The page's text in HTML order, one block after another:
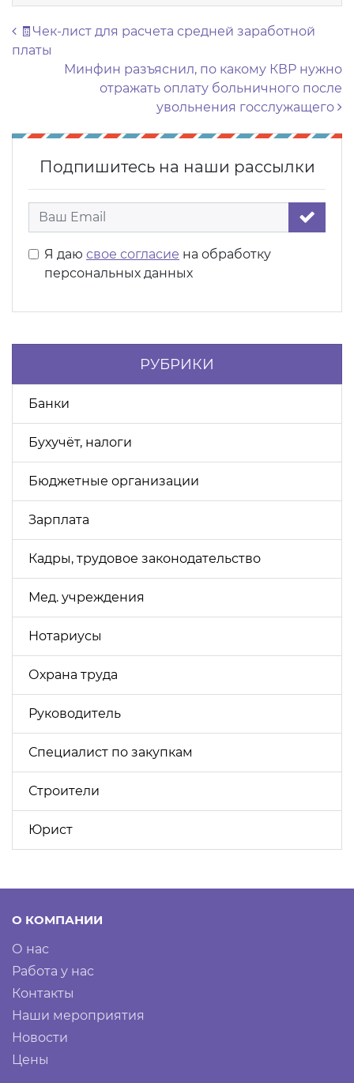
Навигация по записям
🧾Чек-лист для расчета средней заработной
платы
Минфин разъяснил, по какому КВР нужно
отражать оплату больничного после
увольнения госслужащего
Подпишитесь на наши рассылки
Я даю свое согласие на обработку
персональных данных
РУБРИКИ
Банки
Бухучёт, налоги
Бюджетные организации
Зарплата
Кадры, трудовое законодательство
Мед. учреждения
Нотариусы
Охрана труда
Руководитель
Специалист по закупкам
Строители
Юрист
О КОМПАНИИ
О нас
Работа у нас
Контакты
Наши мероприятия
Новости
Цены